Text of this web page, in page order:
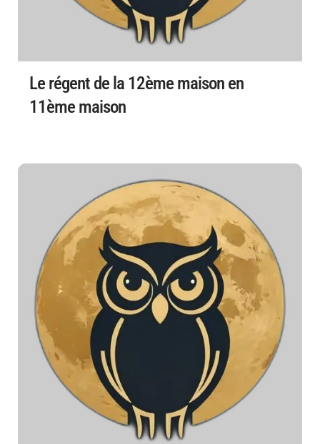
Le régent de la 12ème maison en
11ème maison